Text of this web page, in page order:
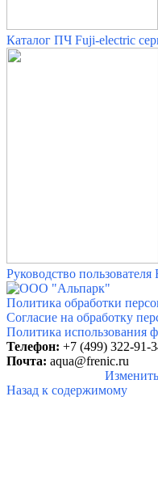
Каталог ПЧ Fuji-electric
Руководство
Политика обработки
Согласие на обработку
Политика использования
Телефон: +7 (499) 322-91-
Почта: aqua@frenic.ru
Назад к содержимому